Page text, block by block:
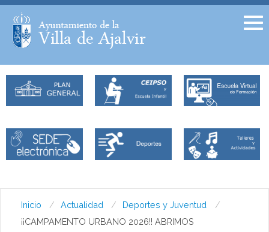
Facebook
Inicio Actualidad
Deportes y Juventud
¡¡CAMPAMENTO URBANO 2026!! ABRIMOS